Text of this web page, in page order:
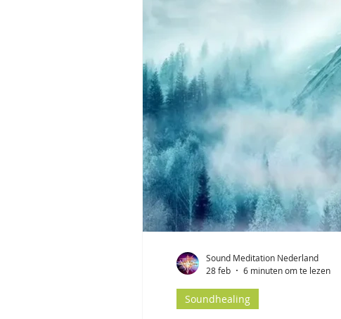
Soundhealing
Sound Meditation Nederland
28 feb
6 minuten om te lezen